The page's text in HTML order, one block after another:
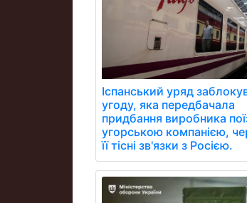
Іспанський уряд
угоду, яка передбачала
придбання виробника
угорською компанією,
її тісні зв'язки з Росією.